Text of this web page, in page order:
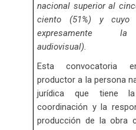
nacional superior al
ciento (51%) y cuyo
expresamente la
audiovisual).
Esta convocatoria
productor a la persona
jurídica que tiene
coordinación y la
producción de la obra